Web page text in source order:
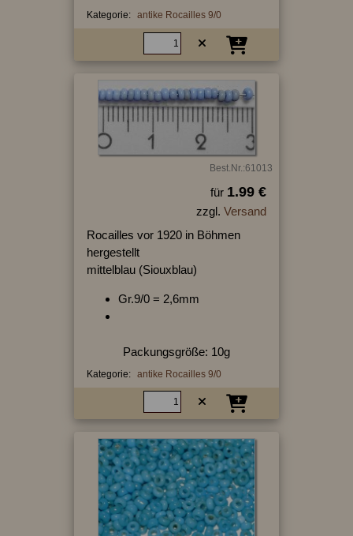
Kategorie: antike Rocailles 9/0
Best.Nr.:61013
für 1.99 €
zzgl. Versand
Rocailles vor 1920 in Böhmen
hergestellt
mittelblau (Siouxblau)
Gr.9/0 = 2,6mm
Packungsgröße: 10g
Kategorie: antike Rocailles 9/0